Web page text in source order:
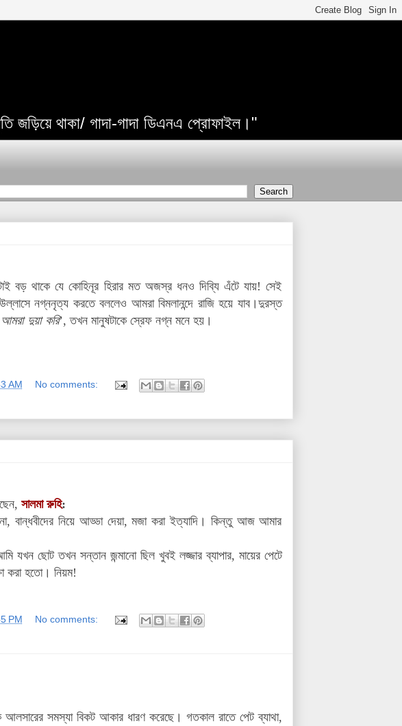
জড়িয়ে থাকা/ গাদা-গাদা ডিএনএ প্রোফাইল।"
বড় থাকে যে কোহিনূর হিরার মত অজস্র ধনও দিব্যি এঁটে যায়! সেই
নগ্ননৃত্য করতে বললেও আমরা বিমলানন্দে রাজি হয়ে যাব।দুরস্ত
দুয়া করি’, তখন মানুষটাকে স্রেফ নগ্ন মনে হয়।
AM
No comments:
সালমা রুহি:
বান্ধবীদের নিয়ে আড্ডা দেয়া, মজা করা ইত্যাদি। কিন্তু আজ আমার
ছোট তখন সন্তান জন্মানো ছিল খুবই লজ্জার ব্যাপার, মায়ের পেটে
করা হতো। নিয়ম!
PM
No comments:
সমস্যা বিকট আকার ধারণ করেছে। গতকাল রাতে পেট ব্যাথা,